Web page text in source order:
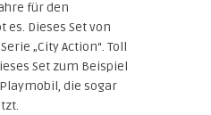
für den
Dieses Set von
„City Action“. Toll
Set zum Beispiel
die sogar